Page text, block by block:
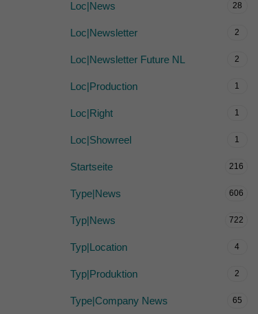
Loc|News 28
Loc|Newsletter 2
Loc|Newsletter Future NL 2
Loc|Production 1
Loc|Right 1
Loc|Showreel 1
Startseite 216
Type|News 606
Typ|News 722
Typ|Location 4
Typ|Produktion 2
Type|Company News 65